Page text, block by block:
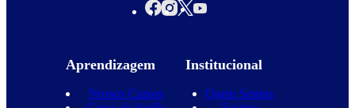
Aprendizagem
Nossos Cursos
Institucional
Quem Somos